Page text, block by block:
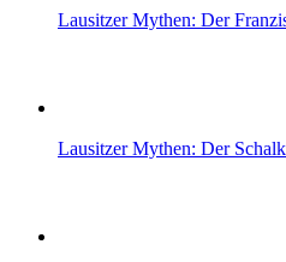
Lausitzer Mythen: Der
Lausitzer Mythen: Der